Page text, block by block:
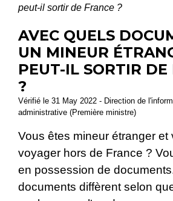
peut-il sortir de France ?
AVEC QUELS
UN MINEUR
PEUT-IL SORTIR DE
?
Vérifié le 31 May 2022 - Direction de
administrative (Première ministre)
Vous êtes mineur étranger et
voyager hors de France ?
en possession de
documents diffèrent selon